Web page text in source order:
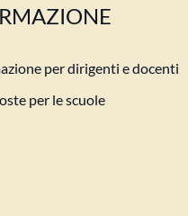
per dirigenti e docenti
per le scuole